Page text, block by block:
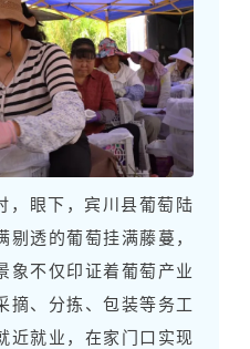
，眼下，宾川县葡萄陆
透的葡萄挂满藤蔓，
象不仅印证着葡萄产业
摘、分拣、包装等务工
近就业，在家门口实现